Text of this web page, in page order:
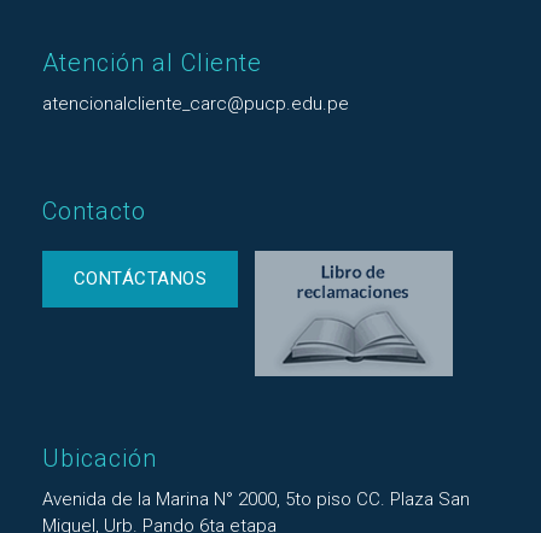
Atención al Cliente
atencionalcliente_carc@pucp.edu.pe
Contacto
CONTÁCTANOS
Ubicación
Avenida de la Marina N° 2000, 5to piso CC. Plaza San
Miguel, Urb. Pando 6ta etapa